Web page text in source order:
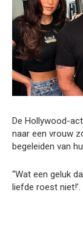
De Hollywood-
naar een vrouw
begeleiden van
“Wat een geluk
liefde roest niet!’.